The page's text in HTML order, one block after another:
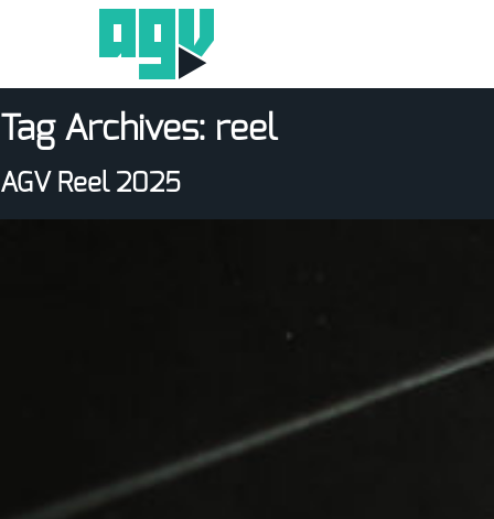
Tag Archives: reel
AGV Reel 2025